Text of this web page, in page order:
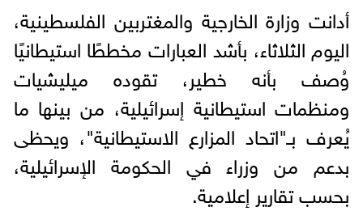
أدانت وزارة الخارجية والمغتربين الفلسطينية،
اليوم الثلاثاء، بأشد العبارات مخططًا استيطانيًا
وُصف بأنه خطير، تقوده ميليشيات
ومنظمات استيطانية إسرائيلية، من بينها ما
يُعرف بـ"اتحاد المزارع الاستيطانية"، ويحظى
بدعم من وزراء في الحكومة الإسرائيلية،
بحسب تقارير إعلامية.